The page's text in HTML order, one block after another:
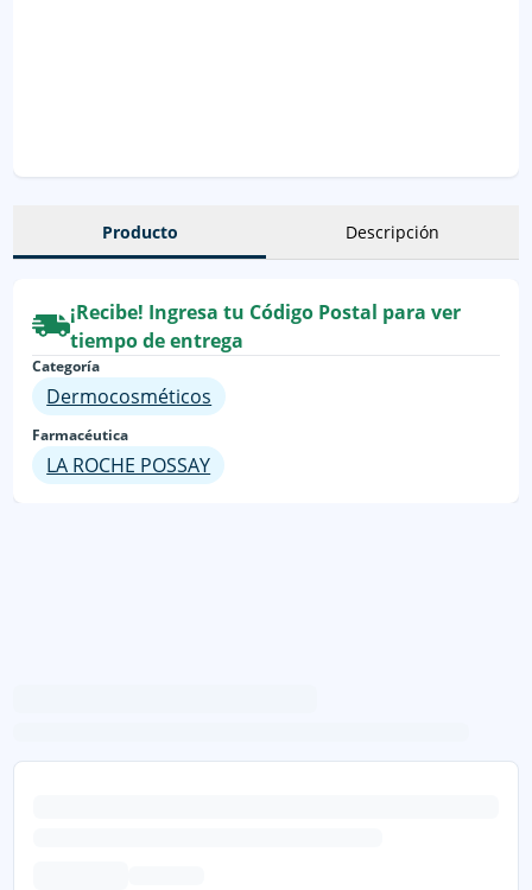
Producto Descripción
¡Recibe! Ingresa tu Código Postal para ver
tiempo de entrega
Categoría
Dermocosméticos
Farmacéutica
LA ROCHE POSSAY